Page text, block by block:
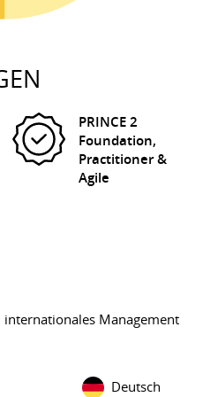
PRINCE 2
Foundation,
Practitioner &
Agile
Management
Deutsch